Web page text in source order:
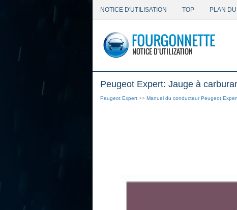
NOTICE D'UTILISATION TOP PLAN
Peugeot Expert: Jauge à
Peugeot Expert >> Manuel du conducteur Peugeot